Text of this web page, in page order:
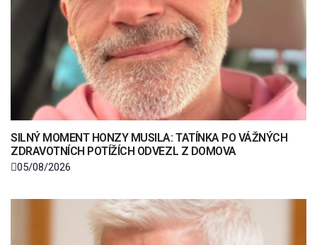
SILNÝ MOMENT HONZY MUSILA: TATÍNKA PO VÁŽNÝCH
ZDRAVOTNÍCH POTÍŽÍCH ODVEZL Z DOMOVA
05/08/2026